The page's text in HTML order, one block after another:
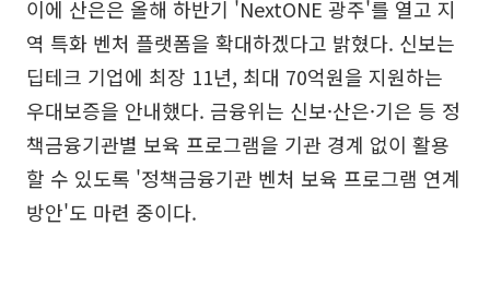
이에 산은은 올해 하반기 'NextONE 광주'를 열고 지
역 특화 벤처 플랫폼을 확대하겠다고 밝혔다. 신보는
딥테크 기업에 최장 11년, 최대 70억원을 지원하는
우대보증을 안내했다. 금융위는 신보·산은·기은 등 정
책금융기관별 보육 프로그램을 기관 경계 없이 활용
할 수 있도록 '정책금융기관 벤처 보육 프로그램 연계
방안'도 마련 중이다.